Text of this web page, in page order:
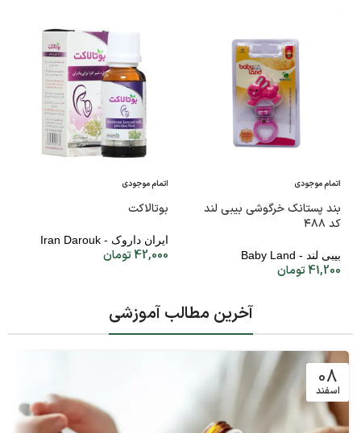
اتمام موجودی
بند پستانک خرگوشی بیبی لند
کد ۴۸۸
بیبی لند - Baby Land
41,200تومان
اتمام موجودی
بوتالاکت
ایران داروک - Iran Darouk
42,000تومان
آخرین مطالب آموزشی
08
اسفند